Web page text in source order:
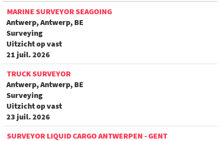
MARINE SURVEYOR SEAGOING
Antwerp, Antwerp, BE
Surveying
Uitzicht op vast
21 juil. 2026
TRUCK SURVEYOR
Antwerp, Antwerp, BE
Surveying
Uitzicht op vast
23 juil. 2026
SURVEYOR LIQUID CARGO ANTWERPEN - GENT